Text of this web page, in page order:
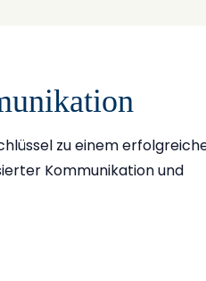
zu einem
Kommunikation und